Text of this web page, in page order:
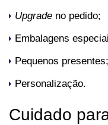
Upgrade no pedido;
Embalagens
Pequenos presentes;
Personalização.
Cuidado